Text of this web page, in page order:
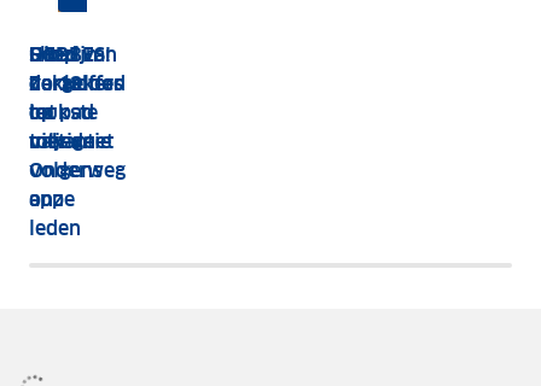
HEBBES!
Zorgeloos
op pad
met de
Onderweg
app
Shop van
dakkoffer
tot
tolvignet
Dit zijn
de 13
leukste
uitjes
volgens
onze
leden
Goed
verzekerd
op
vakantie